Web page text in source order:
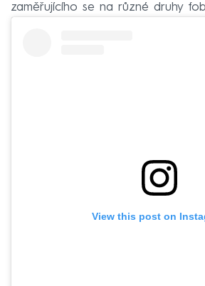
zaměřujícího se na různé druhy
View this post on